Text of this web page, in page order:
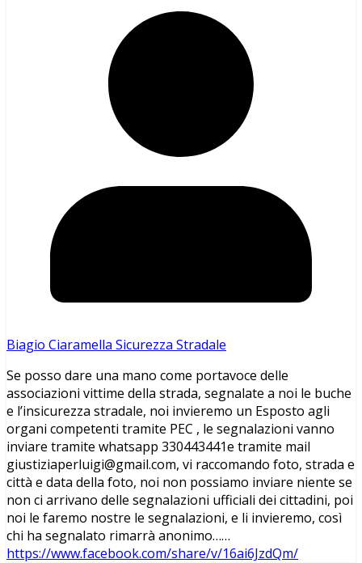
Biagio Ciaramella Sicurezza Stradale
Se posso dare una mano come portavoce delle
associazioni vittime della strada, segnalate a noi le buche
e l’insicurezza stradale, noi invieremo un Esposto agli
organi competenti tramite PEC , le segnalazioni vanno
inviare tramite whatsapp 330443441e tramite mail
giustiziaperluigi@gmail.com, vi raccomando foto, strada e
città e data della foto, noi non possiamo inviare niente se
non ci arrivano delle segnalazioni ufficiali dei cittadini, poi
noi le faremo nostre le segnalazioni, e li invieremo, così
chi ha segnalato rimarrà anonimo……
https://www.facebook.com/share/v/16ai6JzdQm/